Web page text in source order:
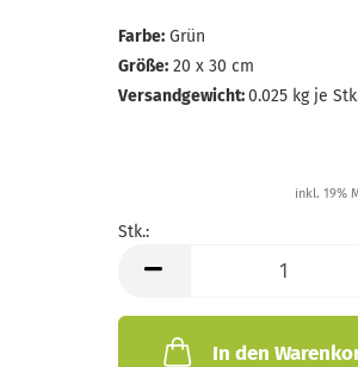
Farbe: Grün
Größe: 20 x 30 cm
Versandgewicht:0.025kg je
inkl. 19%
Stk.:
In den